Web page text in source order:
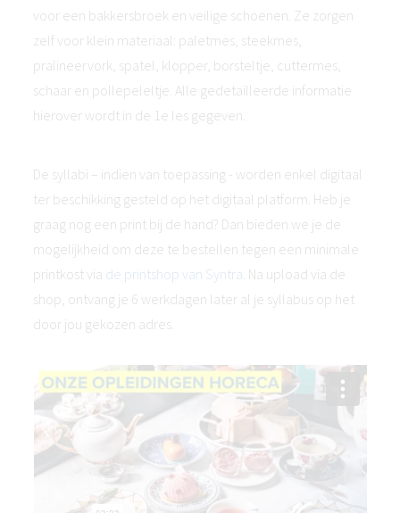
voor een bakkersbroek en veilige schoenen. Ze zorgen
zelf voor klein materiaal: paletmes, steekmes,
pralineervork, spatel, klopper, borsteltje, cuttermes,
schaar en pollepeleltje. Alle gedetailleerde informatie
hierover wordt in de 1e les gegeven.
De syllabi – indien van toepassing - worden enkel digitaal
ter beschikking gesteld op het digitaal platform. Heb je
graag nog een print bij de hand? Dan bieden we je de
mogelijkheid om deze te bestellen tegen een minimale
printkost via de printshop van Syntra. Na upload via de
shop, ontvang je 6 werkdagen later al je syllabus op het
door jou gekozen adres.